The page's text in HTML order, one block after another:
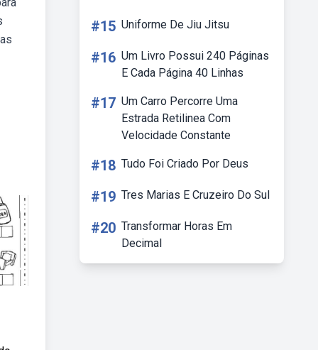
#15 Uniforme De Jiu Jitsu
#16 Um Livro Possui 240 Páginas
E Cada Página 40 Linhas
#17 Um Carro Percorre Uma
Estrada Retilinea Com
Velocidade Constante
#18 Tudo Foi Criado Por Deus
#19 Tres Marias E Cruzeiro Do Sul
#20 Transformar Horas Em
Decimal